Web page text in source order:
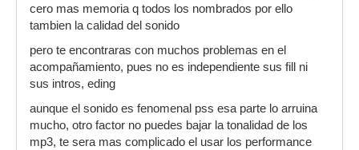
cero mas memoria q todos los nombrados por ello
tambien la calidad del sonido
pero te encontraras con muchos problemas en el
acompañamiento, pues no es independiente sus fill ni
sus intros, eding
aunque el sonido es fenomenal pss esa parte lo arruina
mucho, otro factor no puedes bajar la tonalidad de los
mp3, te sera mas complicado el usar los performance